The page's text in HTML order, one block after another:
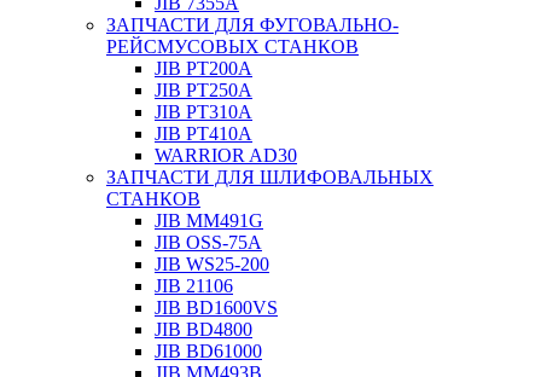
ЗАПЧАСТИ ДЛЯ ФУГОВАЛЬНО-
РЕЙСМУСОВЫХ СТАНКОВ
JIB PT200A
JIB PT250A
JIB PT310A
JIB PT410A
WARRIOR AD30
ЗАПЧАСТИ ДЛЯ ШЛИФОВАЛЬНЫХ
СТАНКОВ
JIB MM491G
JIB OSS-75A
JIB WS25-200
JIB 21106
JIB BD1600VS
JIB BD4800
JIB BD61000
JIB MM493B